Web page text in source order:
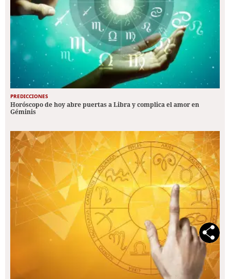
PREDICCIONES
Horóscopo de hoy abre puertas a Libra y complica el amor en
Géminis